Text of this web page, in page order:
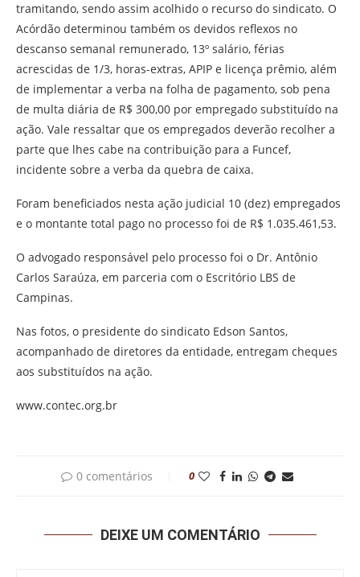
tramitando, sendo assim acolhido o recurso do sindicato. O
Acórdão determinou também os devidos reflexos no
descanso semanal remunerado, 13º salário, férias
acrescidas de 1/3, horas-extras, APIP e licença prêmio, além
de implementar a verba na folha de pagamento, sob pena
de multa diária de R$ 300,00 por empregado substituído na
ação. Vale ressaltar que os empregados deverão recolher a
parte que lhes cabe na contribuição para a Funcef,
incidente sobre a verba da quebra de caixa.
Foram beneficiados nesta ação judicial 10 (dez) empregados
e o montante total pago no processo foi de R$ 1.035.461,53.
O advogado responsável pelo processo foi o Dr. Antônio
Carlos Saraúza, em parceria com o Escritório LBS de
Campinas.
Nas fotos, o presidente do sindicato Edson Santos,
acompanhado de diretores da entidade, entregam cheques
aos substituídos na ação.
www.contec.org.br
0 comentários 0
DEIXE UM COMENTÁRIO